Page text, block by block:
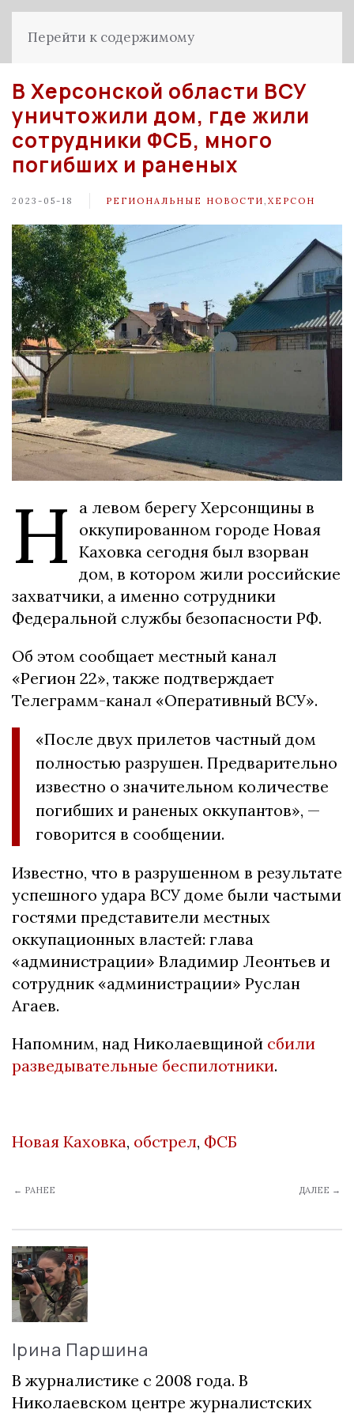
Перейти к содержимому
В Херсонской области ВСУ
уничтожили дом, где жили
сотрудники ФСБ, много
погибших и раненых
2023-05-18 РЕГИОНАЛЬНЫЕ НОВОСТИ ХЕРСОН
Н
а левом берегу Херсонщины в
оккупированном городе Новая
Каховка сегодня был взорван
дом, в котором жили российские
захватчики, а именно сотрудники
Федеральной службы безопасности РФ.
Об этом сообщает местный канал
«Регион 22», также подтверждает
Телеграмм-канал «Оперативный ВСУ».
«После двух прилетов частный дом
полностью разрушен. Предварительно
известно о значительном количестве
погибших и раненых оккупантов», —
говорится в сообщении.
Известно, что в разрушенном в результате
успешного удара ВСУ доме были частыми
гостями представители местных
оккупационных властей: глава
«администрации» Владимир Леонтьев и
сотрудник «администрации» Руслан
Агаев.
Напомним, над Николаевщиной сбили
разведывательные беспилотники.
Новая Каховка, обстрел, ФСБ
← РАНЕЕ ДАЛЕЕ →
Ірина Паршина
В журналистике с 2008 года. В
Николаевском центре журналистских